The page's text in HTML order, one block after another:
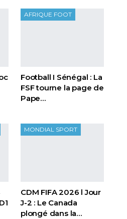
AFRIQUE FOOT
Football I Sénégal : La
FSF tourne la page de
Pape…
MONDIAL SPORT
CDM FIFA 2026 l Jour
J-2 : Le Canada
plongé dans la…